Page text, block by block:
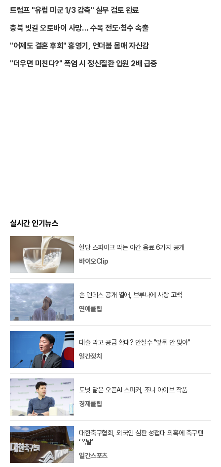
트럼프 "유럽 미군 1/3 감축" 실무 검토 완료
충북 빗길 오토바이 사망… 수목 전도·침수 속출
"어제도 결혼 후회" 홍영기, 언더붑 몸매 자신감
"더우면 미친다?" 폭염 시 정신질환 입원 2배 급증
실시간 인기뉴스
혈당 스파이크 막는 야간 음료 6가지 공개
바이오Clip
숀 멘데스 공개 열애, 브루나에 사랑 고백
연예클립
대출 막고 공급 확대? 안철수 "앞뒤 안 맞아"
일간정치
도넛 닮은 오픈AI 스피커, 조니 아이브 작품
경제클립
대한축구협회, 외국인 심판 성접대 의혹에 축구팬
‘폭발’
일간스포츠